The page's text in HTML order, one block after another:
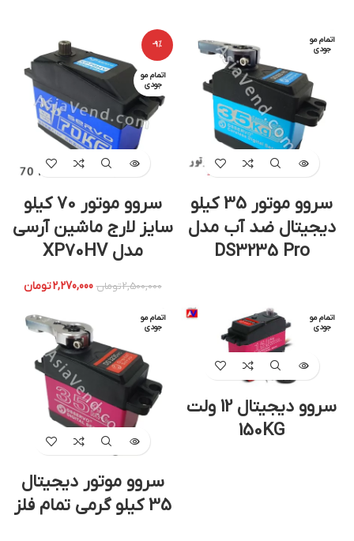
اتمام مو
جودی
سروو موتور 35 کیلو
دیجیتال ضد آب مدل
DS3235 Pro
-9%
اتمام مو
جودی
سروو موتور 70 کیلو
سایز لارج ماشین آرسی
مدل XP70HV
2,500,000تومان 2,270,000تومان
اتمام مو
جودی
سروو دیجیتال 12 ولت
150KG
اتمام مو
جودی
سروو موتور دیجیتال
35 کیلو گرمی تمام فلز